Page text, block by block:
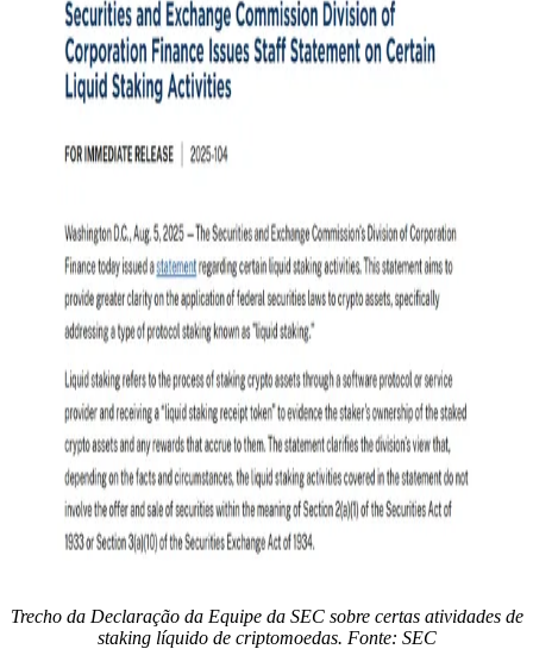
Trecho da Declaração da Equipe da SEC sobre certas atividades de
staking líquido de criptomoedas. Fonte: SEC